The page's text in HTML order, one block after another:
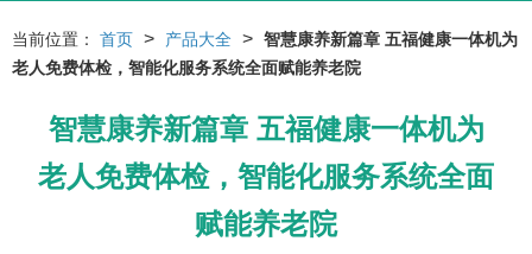
当前位置： 首页 > 产品大全 > 智慧康养新篇章 五福健康一体机为
老人免费体检，智能化服务系统全面赋能养老院
智慧康养新篇章 五福健康一体机为
老人免费体检，智能化服务系统全面
赋能养老院